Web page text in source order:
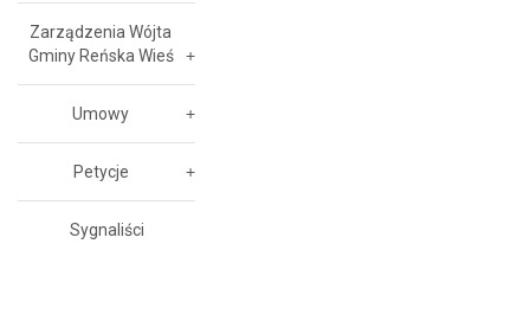
Zarządzenia Wójta
Gminy Reńska Wieś
Umowy
Petycje
Sygnaliści